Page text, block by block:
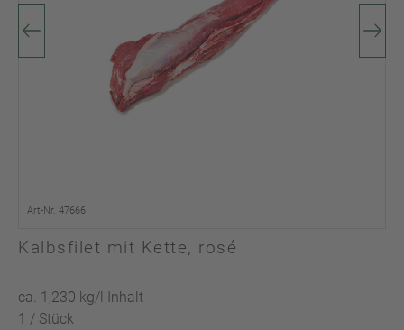
Art-Nr. 47666
Kalbsfilet mit Kette, rosé
ca. 1,230 kg/l Inhalt
1 / Stück